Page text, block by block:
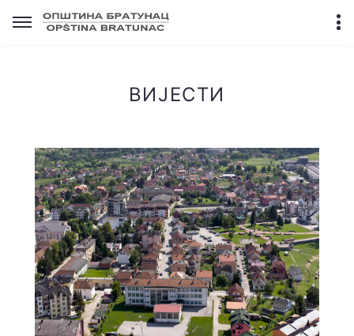
ВИЈЕСТИ